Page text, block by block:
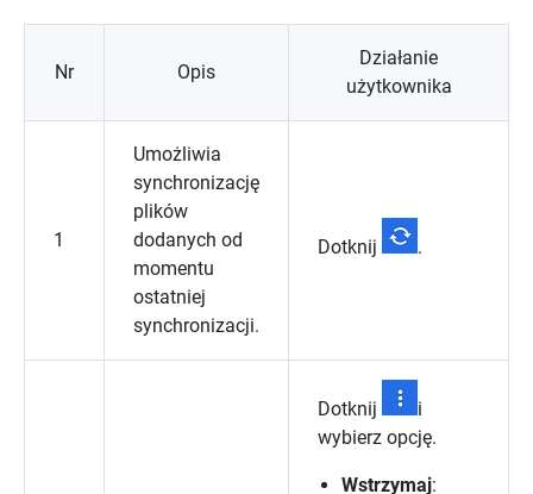
Nr Opis
Działanie
użytkownika
1
Umożliwia
synchronizację
plików
dodanych od
momentu
ostatniej
synchronizacji.
Dotknij .
Dotknij
i
wybierz opcję.
Wstrzymaj: